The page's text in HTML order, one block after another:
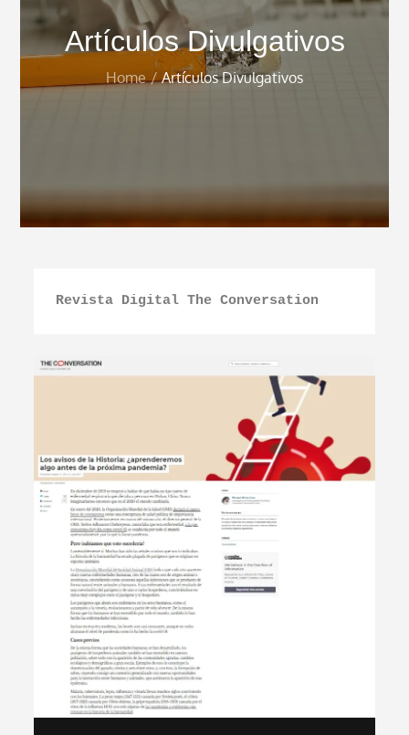
Artículos Divulgativos
Home Artículos Divulgativos
Revista Digital The Conversation